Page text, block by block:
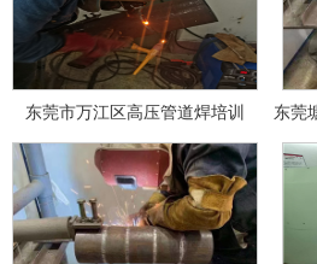
东莞市万江区高压管道焊培训
东莞